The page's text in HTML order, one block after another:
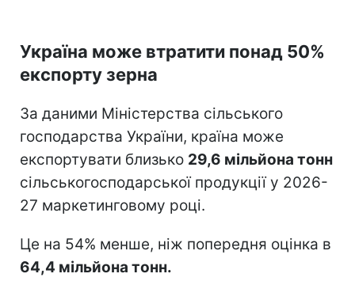
Україна може втратити понад 50%
експорту зерна
За даними Міністерства сільського
господарства України, країна може
експортувати близько 29,6 мільйона тонн
сільськогосподарської продукції у 2026-
27 маркетинговому році.
Це на 54% менше, ніж попередня оцінка в
64,4 мільйона тонн.